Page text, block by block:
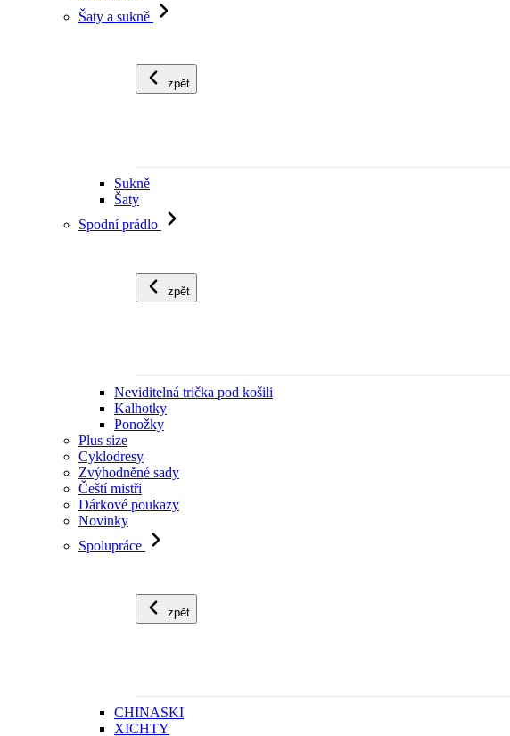
Šaty a sukně
zpět
Sukně
Šaty
Spodní prádlo
zpět
Neviditelná trička pod košili
Kalhotky
Ponožky
Plus size
Cyklodresy
Zvýhodněné sady
Čeští mistři
Dárkové poukazy
Novinky
Spolupráce
zpět
CHINASKI
XICHTY